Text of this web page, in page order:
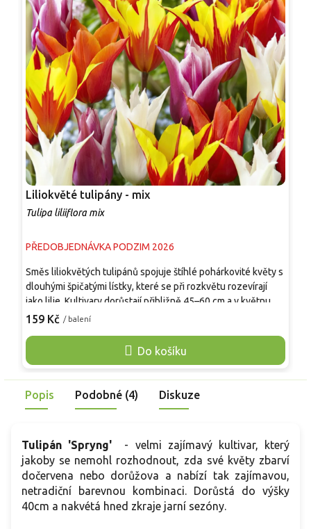
Liliokvěté tulipány - mix
Tulipa liliiflora mix
PŘEDOBJEDNÁVKA PODZIM 2026
159 Kč / balení
Do košíku
Směs liliokvětých tulipánů spojuje štíhlé pohárkovité květy s
dlouhými špičatými lístky, které se při rozkvětu rozevírají
jako lilie. Kultivary dorůstají přibližně 45–60 cm a v květnu
kvetou v odstínech bílé, krémové, žluté, oranžové, růžové,
baleními lišit. Směs vynikne ve skupinách po 10–15 cibulích,
ve větších plochách, nádobách i k řezu. Dobře ladí s narcisy,
Popis Podobné (4) Diskuze
Tulipán 'Spryng'
- velmi zajímavý kultivar, který
jakoby se nemohl rozhodnout, zda své květy zbarví
dočervena nebo dorůžova a nabízí tak zajímavou,
netradiční barevnou kombinaci. Dorůstá do výšky
40cm a nakvétá hned zkraje jarní sezóny.